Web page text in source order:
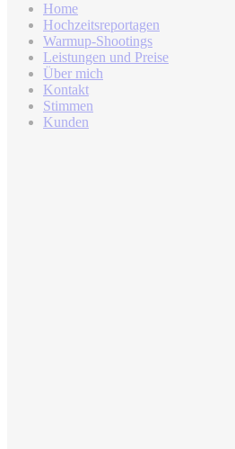
Home
Hochzeitsreportagen
Warmup-Shootings
Leistungen und Preise
Über mich
Kontakt
Stimmen
Kunden